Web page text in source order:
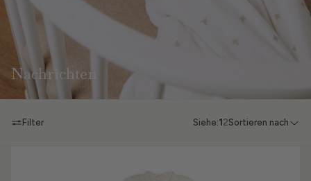
Nachrichten
Filter Siehe:1 2Sortieren nach